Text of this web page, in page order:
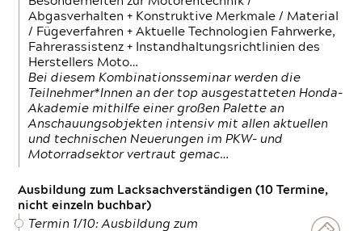
Abgasverhalten + Konstruktive Merkmale / Material
/ Fügeverfahren + Aktuelle Technologien Fahrwerke,
Fahrerassistenz + Instandhaltungsrichtlinien des
Herstellers Moto…
Bei diesem Kombinationsseminar werden die
Teilnehmer*Innen an der top ausgestatteten Honda-
Akademie mithilfe einer großen Palette an
Anschauungsobjekten intensiv mit allen aktuellen
und technischen Neuerungen im PKW- und
Motorradsektor vertraut gemac…
Ausbildung zum Lacksachverständigen (10 Termine,
nicht einzeln buchbar)
Termin 1/10: Ausbildung zum